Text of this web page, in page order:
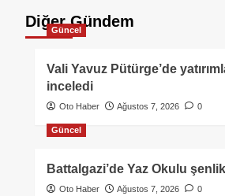
Diğer Gündem
Güncel
Vali Yavuz Pütürge’de
inceledi
Oto Haber Ağustos 7, 2026 0
Güncel
Battalgazi’de Yaz Okulu
Oto Haber Ağustos 7, 2026 0